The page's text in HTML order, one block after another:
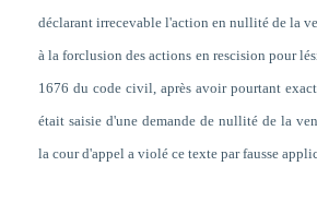
déclarant irrecevable l'action en nullité de la
à la forclusion des actions en rescision pour
1676 du code civil, après avoir pourtant
était saisie d'une demande de nullité de la
la cour d'appel a violé ce texte par fausse